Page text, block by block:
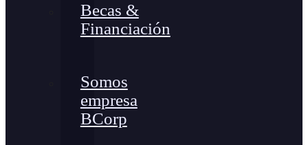
Becas &
Financiación
Somos
empresa
BCorp